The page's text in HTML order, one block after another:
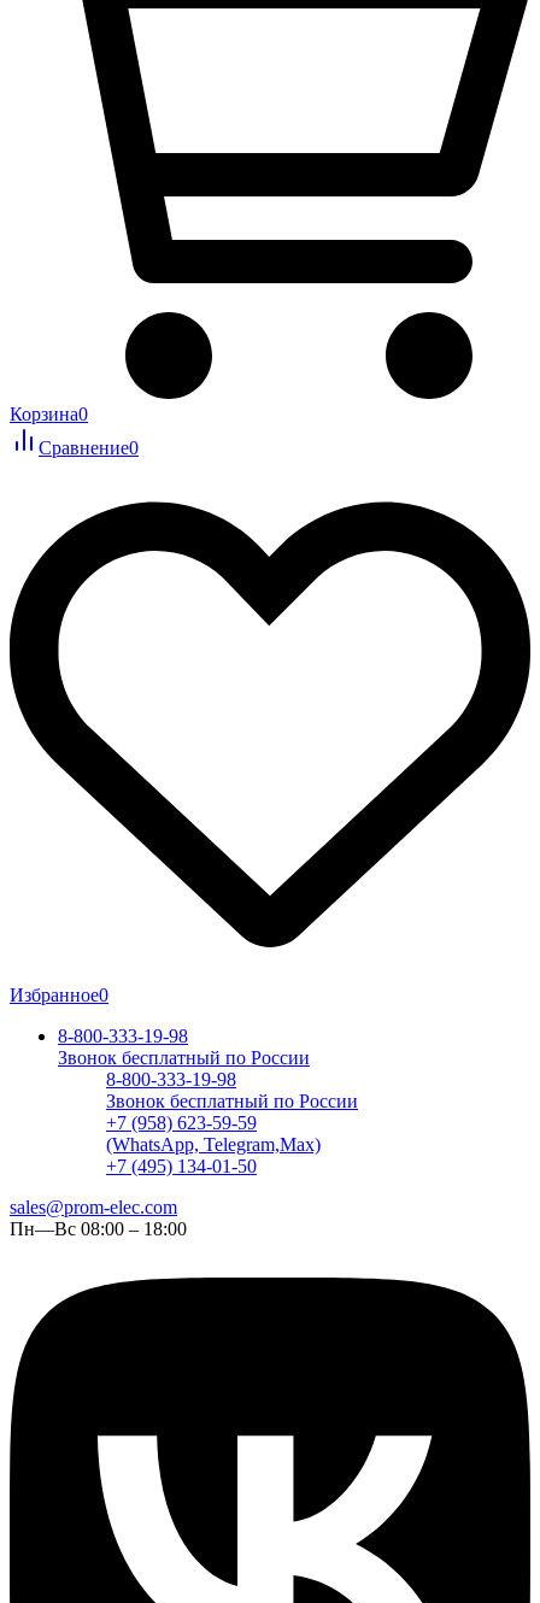
Корзина0
Сравнение0
Избранное0
8-800-333-19-98
Звонок бесплатный по России
8-800-333-19-98
Звонок бесплатный по России
+7 (958) 623-59-59
(WhatsApp, Telegram,Max)
+7 (495) 134-01-50
sales@prom-elec.com
Пн—Вс 08:00 – 18:00